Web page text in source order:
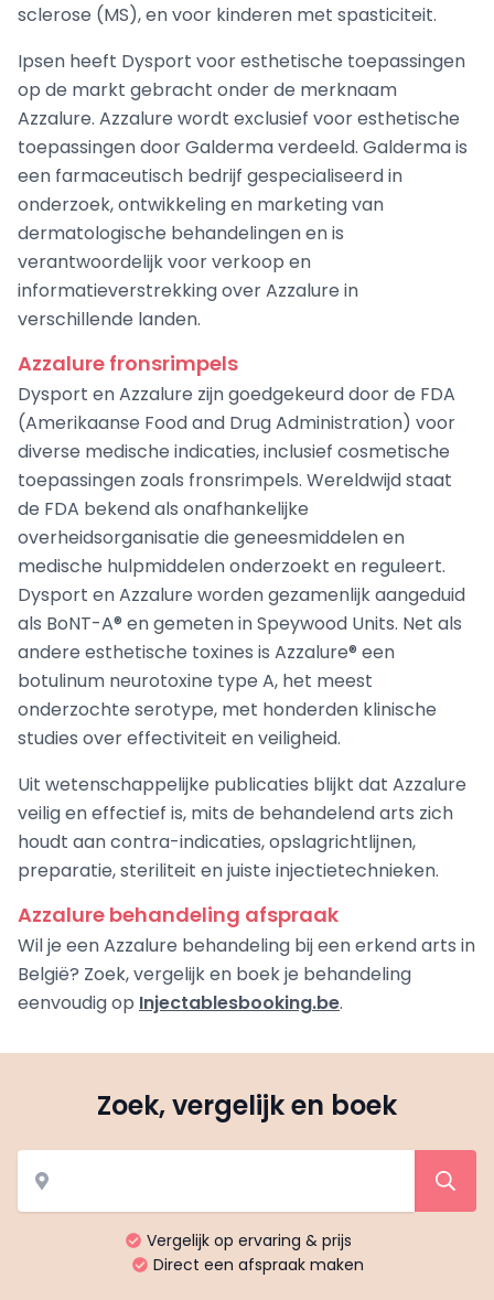
sclerose (MS), en voor kinderen met spasticiteit.
Ipsen heeft Dysport voor esthetische toepassingen
op de markt gebracht onder de merknaam
Azzalure. Azzalure wordt exclusief voor esthetische
toepassingen door Galderma verdeeld. Galderma is
een farmaceutisch bedrijf gespecialiseerd in
onderzoek, ontwikkeling en marketing van
dermatologische behandelingen en is
verantwoordelijk voor verkoop en
informatieverstrekking over Azzalure in
verschillende landen.
Azzalure fronsrimpels
Dysport en Azzalure zijn goedgekeurd door de FDA
(Amerikaanse Food and Drug Administration) voor
diverse medische indicaties, inclusief cosmetische
toepassingen zoals fronsrimpels. Wereldwijd staat
de FDA bekend als onafhankelijke
overheidsorganisatie die geneesmiddelen en
medische hulpmiddelen onderzoekt en reguleert.
Dysport en Azzalure worden gezamenlijk aangeduid
als BoNT-A® en gemeten in Speywood Units. Net als
andere esthetische toxines is Azzalure® een
botulinum neurotoxine type A, het meest
onderzochte serotype, met honderden klinische
studies over effectiviteit en veiligheid.
Uit wetenschappelijke publicaties blijkt dat Azzalure
veilig en effectief is, mits de behandelend arts zich
houdt aan contra-indicaties, opslagrichtlijnen,
preparatie, steriliteit en juiste injectietechnieken.
Azzalure behandeling afspraak
Wil je een Azzalure behandeling bij een erkend arts in
België? Zoek, vergelijk en boek je behandeling
eenvoudig op Injectablesbooking.be.
Zoek, vergelijk en boek
Vergelijk op ervaring & prijs
Direct een afspraak maken